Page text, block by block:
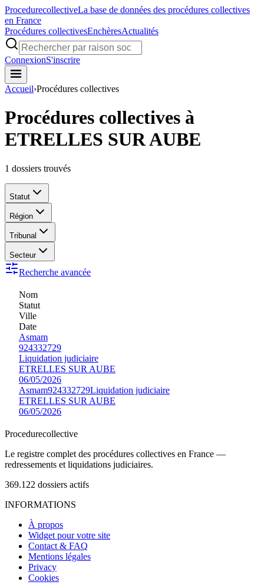
ProcedurecollectiveLa base de données des procédures collectives
en France
Procédures collectivesEnchèresActualités
ConnexionS'inscrire
Accueil›Procédures collectives
Procédures collectives à
ETRELLES SUR AUBE
1 dossiers trouvés
Statut
Région
Tribunal
Secteur
Recherche avancée
Nom
Statut
Ville
Date
Asmam
924332729
Liquidation judiciaire
ETRELLES SUR AUBE
06/05/2026
Asmam924332729Liquidation judiciaire
ETRELLES SUR AUBE
06/05/2026
Procedurecollective
Le registre complet des procédures collectives en France —
redressements et liquidations judiciaires.
369.122 dossiers actifs
INFORMATIONS
À propos
Widget pour votre site
Contact & FAQ
Mentions légales
Privacy
Cookies